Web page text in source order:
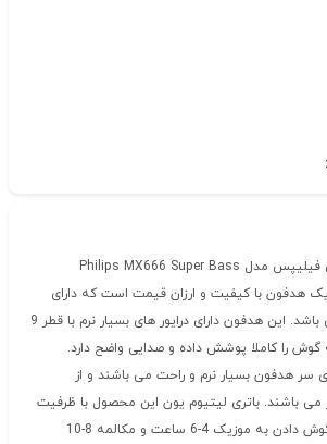
هدفون وایرلس بلوتوثی فیلیپس مدل Philips MX666 Super Bass
Wireless Headphone یک هدفون با کیفیت و ارزان قیمت است که دارای
امکانات بسیار خوبی می باشد. این هدفون دارای درایور های بسیار نرم با قطر 9
را کاملا پوشش داده و صدایی واضح دارد.
هدفون بسیار نرم و راحت می باشند و از
می باشند. باتری لیتیوم یون این محصول با ظرفیت
300 میلی آمپر امکان گوش دادن به موزیک 4-6 ساعت و مکالمه 8-10